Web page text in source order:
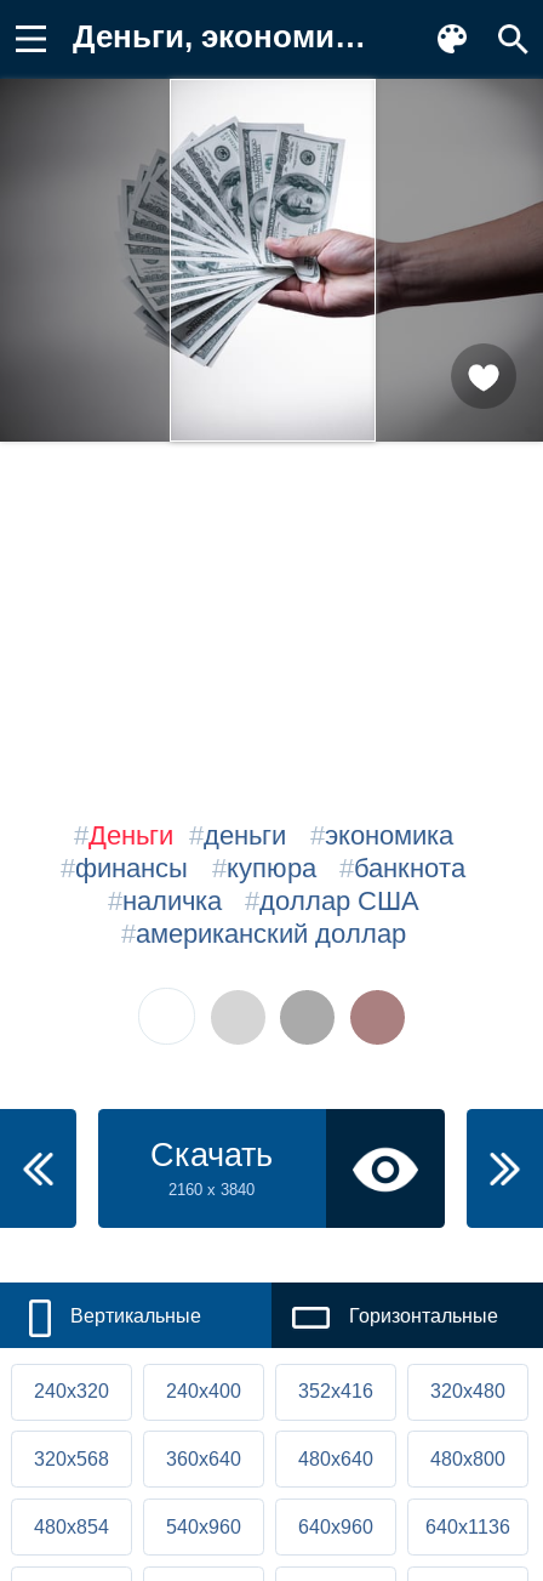
Деньги, экономика, финансы, купюра Обои на телефон
#Деньги #деньги #экономика
#финансы #купюра #банкнота
#наличка #доллар США
#американский доллар
Скачать
2160 x 3840
Вертикальные Горизонтальные
240x320 240x400 352x416 320x480
320x568 360x640 480x640 480x800
480x854 540x960 640x960 640x1136